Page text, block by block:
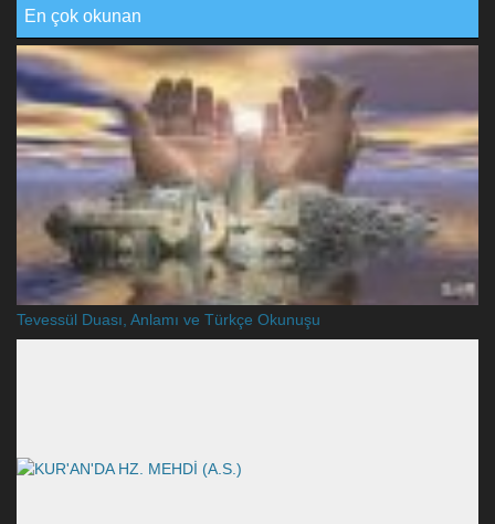
En çok okunan
Tevessül Duası, Anlamı ve Türkçe Okunuşu